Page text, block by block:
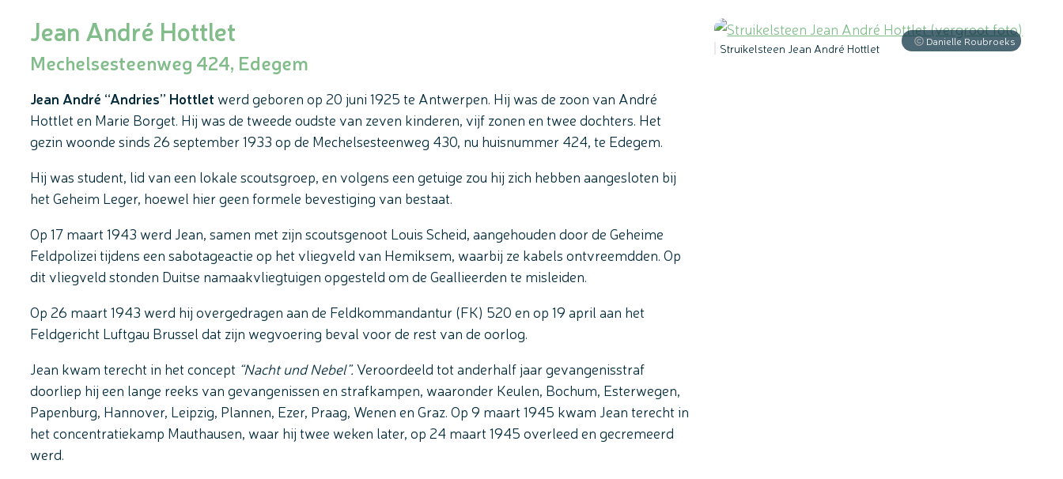
Jean André Hottlet
Mechelsesteenweg 424, Edegem
Jean André “Andries” Hottlet werd geboren op 20 juni 1925 te Antwerpen. Hij was de zoon van André
Hottlet en Marie Borget. Hij was de tweede oudste van zeven kinderen, vijf zonen en twee dochters. Het
gezin woonde sinds 26 september 1933 op de Mechelsesteenweg 430, nu huisnummer 424, te Edegem.
Hij was student, lid van een lokale scoutsgroep, en volgens een getuige zou hij zich hebben aangesloten bij
het Geheim Leger, hoewel hier geen formele bevestiging van bestaat.
Op 17 maart 1943 werd Jean, samen met zijn scoutsgenoot Louis Scheid, aangehouden door de Geheime
Feldpolizei tijdens een sabotageactie op het vliegveld van Hemiksem, waarbij ze kabels ontvreemdden. Op
dit vliegveld stonden Duitse namaakvliegtuigen opgesteld om de Geallieerden te misleiden.
Op 26 maart 1943 werd hij overgedragen aan de Feldkommandantur (FK) 520 en op 19 april aan het
Feldgericht Luftgau Brussel dat zijn wegvoering beval voor de rest van de oorlog.
Jean kwam terecht in het concept “Nacht und Nebel”.Veroordeeld tot anderhalf jaar gevangenisstraf
doorliep hij een lange reeks van gevangenissen en strafkampen, waaronder Keulen, Bochum, Esterwegen,
Papenburg, Hannover, Leipzig, Plannen, Ezer, Praag, Wenen en Graz. Op 9 maart 1945 kwam Jean terecht in
het concentratiekamp Mauthausen, waar hij twee weken later, op 24 maart 1945 overleed en gecremeerd
werd.
Danielle Roubroeks
Struikelsteen Jean André Hottlet